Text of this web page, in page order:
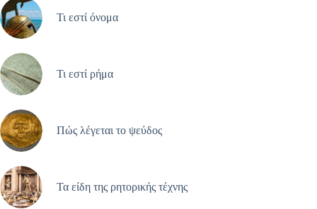
Τι εστί όνομα
Τι εστί ρήμα
Πώς λέγεται το ψεύδος
Τα είδη της ρητορικής τέχνης